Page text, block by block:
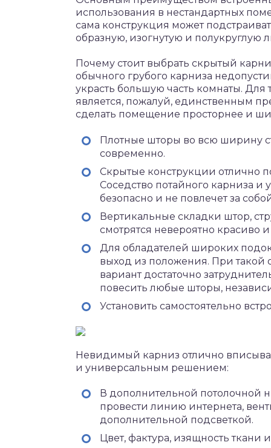
использования в нестандартных
сама конструкция может
образную, изогнутую и полукруглую
Почему стоит выбрать скрытый
обычного грубого карниза
украсть большую часть комнаты.
является, пожалуй, единственным
сделать помещение просторнее и
Плотные шторы во всю ширину
современно.
Скрытые конструкции отлично
Соседство потайного карниза и
безопасно и не повлечет за
Вертикальные складки штор,
смотрятся невероятно красиво
Для обладателей широких
выход из положения. При такой
вариант достаточно
повесить любые шторы,
Установить самостоятельно
Невидимый карниз отлично
и универсальным решением:
В дополнительной потолочной
провести линию интернета,
дополнительной подсветкой.
Цвет, фактура, изящность ткани